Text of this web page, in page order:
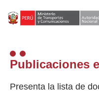
Publicaciones
Presenta la lista de